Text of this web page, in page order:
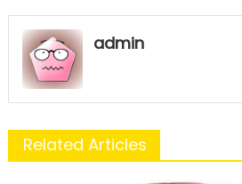
admin
Related Articles